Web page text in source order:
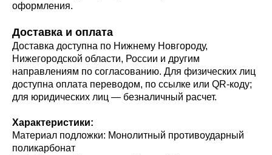
оформления.
Доставка и оплата
Доставка доступна по Нижнему Новгороду,
Нижегородской области, России и другим
направлениям по согласованию. Для физических лиц
доступна оплата переводом, по ссылке или QR-коду;
для юридических лиц — безналичный расчет.
Характеристики:
Материал подложки: Монолитный противоударный
поликарбонат